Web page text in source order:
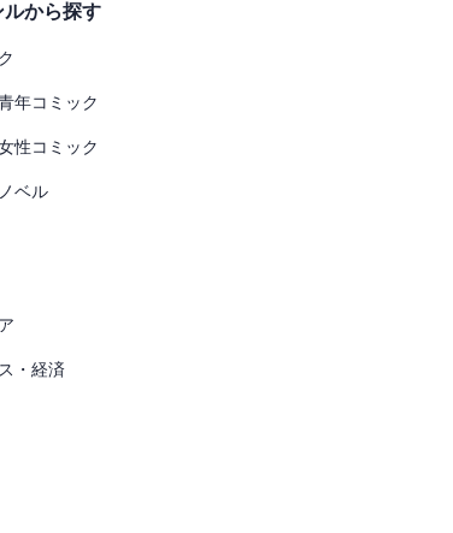
ルから探す
年コミック
性コミック
ベル
・経済